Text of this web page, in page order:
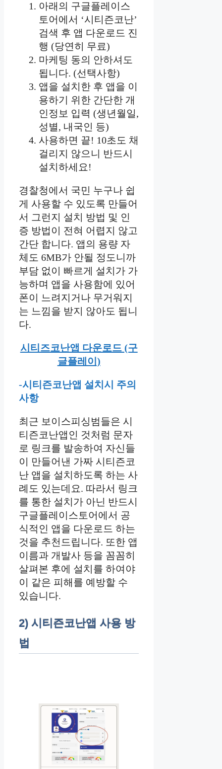
아래의 구글플레이스
토어에서 ‘시티즌코난’
검색 후 앱 다운로드 진
행 (당연히 무료)
마케팅 동의 안하셔도
됩니다. (선택사항)
앱을 설치한 후 앱을 이
용하기 위한 간단한 개
인정보 입력 (생년월일,
성별, 내국인 등)
사용하면 끝! 10초도 채
걸리지 않으니 반드시
설치하세요!
경찰청에서 국민 누구나 쉽
게 사용할 수 있도록 만들어
서 그런지 설치 방법 및 인
증 방법이 전혀 어렵지 않고
간단 합니다. 앱의 용량 자
체도 6MB가 안될 정도니까
부담 없이 빠르게 설치가 가
능하며 앱을 사용함에 있어
폰이 느려지거나 무거워지
는 느낌을 받지 않아도 됩니
다.
시티즈코난앱 다운로드 (구
글플레이)
-시티즌코난앱 설치시 주의
사항
최근 보이스피싱범들은 시
티즌코난앱인 것처럼 문자
로 링크를 발송하여 자신들
이 만들어낸 가짜 시티즌코
난 앱을 설치하도록 하는 사
례도 있는데요. 따라서 링크
를 통한 설치가 아닌 반드시
구글플레이스토어에서 공
식적인 앱을 다운로드 하는
것을 추천드립니다. 또한 앱
이름과 개발사 등을 꼼꼼히
살펴본 후에 설치를 하여야
이 같은 피해를 예방할 수
있습니다.
2) 시티즌코난앱 사용 방
법